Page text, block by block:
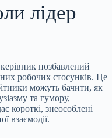
лідер
позбавлений
робочих стосунків. Це
можуть бачити, як
та гумору,
короткі, знеособлені
взаємодії.